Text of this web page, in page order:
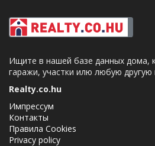
Ищите в нашей базе данных дома,
гаражи, участки илю любую
Realty.co.hu
Импрессум
Контакты
Правила Cookies
Privacy policy